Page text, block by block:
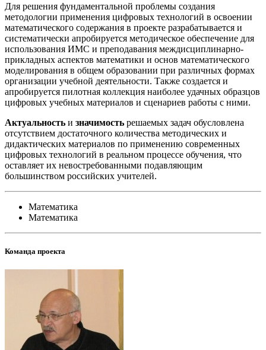
Для решения фундаментальной проблемы создания
методологии применения цифровых технологий в освоении
математического содержания в проекте разрабатывается и
систематически апробируется методическое обеспечение для
использования ИМС и преподавания междисциплинарно-
прикладных аспектов математики и основ математического
моделирования в общем образовании при различных формах
организации учебной деятельности. Также создается и
апробируется пилотная коллекция наиболее удачных образцов
цифровых учебных материалов и сценариев работы с ними.
Актуальность и значимость решаемых задач обусловлена
отсутствием достаточного количества методических и
дидактических материалов по применению современных
цифровых технологий в реальном процессе обучения, что
оставляет их невостребованными подавляющим
большинством российских учителей.
Математика
Математика
Команда проекта